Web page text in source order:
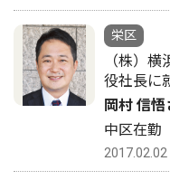
栄区
（株）
役社長に
岡村 信悟
中区在
2017.02.02